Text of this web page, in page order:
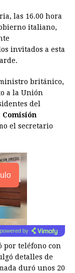
las 16.00 hora
italiano,
invitados a esta
británico,
a la Unión
del
Comisión
el secretario
powered by
por teléfono con
detalles de
duró unos 20